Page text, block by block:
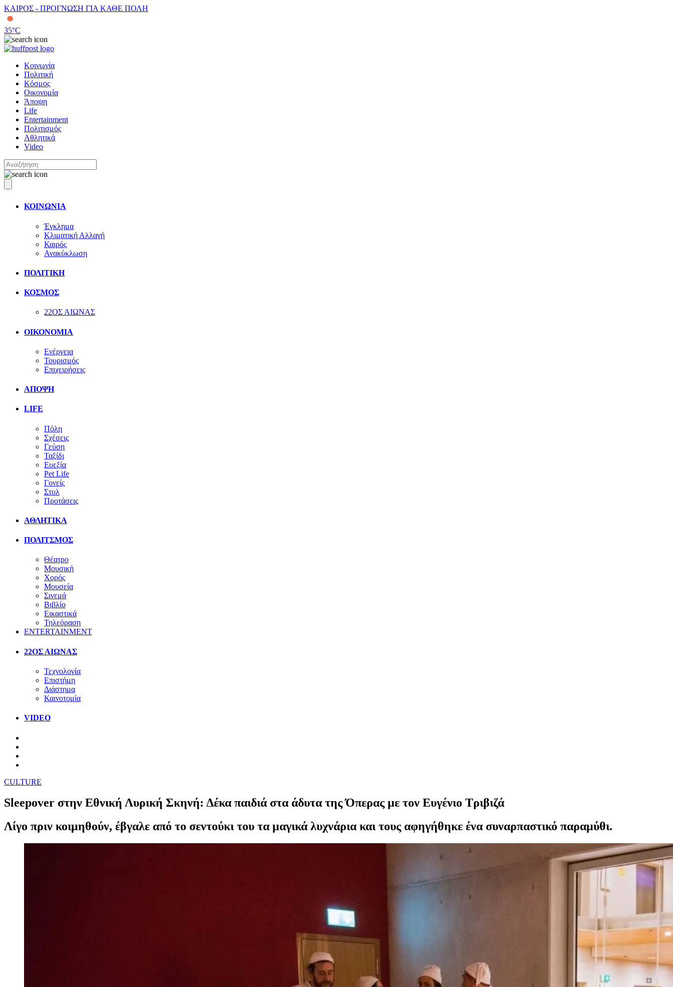
ΚΑΙΡΟΣ - ΠΡΟΓΝΩΣΗ ΓΙΑ ΚΑΘΕ ΠΟΛΗ
35°C
Κοινωνία
Πολιτική
Κόσμος
Οικονομία
Άποψη
Life
Entertainment
Πολιτισμός
Αθλητικά
Video
ΚΟΙΝΩΝΙΑ
Έγκλημα
Κλιματική Αλλαγή
Καιρός
Ανακύκλωση
ΠΟΛΙΤΙΚΗ
ΚΟΣΜΟΣ
22ΟΣ ΑΙΩΝΑΣ
ΟΙΚΟΝΟΜΙΑ
Ενέργεια
Τουρισμός
Επιχειρήσεις
ΑΠΟΨΗ
LIFE
Πόλη
Σχέσεις
Γεύση
Ταξίδι
Ευεξία
Pet Life
Γονείς
Στυλ
Προτάσεις
ΑΘΛΗΤΙΚΑ
ΠΟΛΙΤΣΜΟΣ
Θέατρο
Μουσική
Χορός
Μουσεία
Σινεμά
Βιβλίο
Εικαστικά
Τηλεόραση
ENTERTAINMENT
22ΟΣ ΑΙΩΝΑΣ
Τεχνολογία
Επιστήμη
Διάστημα
Καινοτομία
VIDEO
CULTURE
Sleepover στην Εθνική Λυρική Σκηνή: Δέκα παιδιά στα άδυτα της Όπερας με τον Ευγένιο Τριβιζά
Λίγο πριν κοιμηθούν, έβγαλε από το σεντούκι του τα μαγικά λυχνάρια και τους αφηγήθηκε ένα συναρπαστικό παραμύθι.